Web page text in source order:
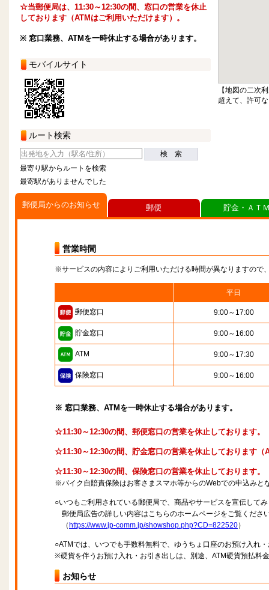
☆当郵便局は、11:30～12:30の間、窓口の営業を休止
しております（ATMはご利用いただけます）。
※ 窓口業務、ATMを一時休止する場合があります。
モバイルサイト
ルート検索
検 索
最寄り駅からルートを検索
最寄駅がありませんでした
【地図の二次
超えて、許可
郵便局からのお知らせ
営業時間
※サービスの内容によりご利用いただける時間が異なりますので
平日
郵便窓口 9:00～17:00
貯金窓口 9:00～16:00
ATM 9:00～17:30
保険窓口 9:00～16:00
※ 窓口業務、ATMを一時休止する場合があります。
☆11:30～12:30の間、郵便窓口の営業を休止しております。
☆11:30～12:30の間、貯金窓口の営業を休止しております（
☆11:30～12:30の間、保険窓口の営業を休止しております。
※バイク自賠責保険はお客さまスマホ等からのWebでの申込みと
○いつもご利用されている郵便局で、商品やサービスを宣伝して
郵便局広告の詳しい内容はこちらのホームページをご覧くださ
（ https://www.jp-comm.jp/showshop.php?CD=822520）
○ATMでは、いつでも手数料無料で、ゆうちょ口座のお預け入れ
※硬貨を伴うお預け入れ・お引き出しは、別途、ATM硬貨預払料
お知らせ
郵便 貯金・ＡＴ